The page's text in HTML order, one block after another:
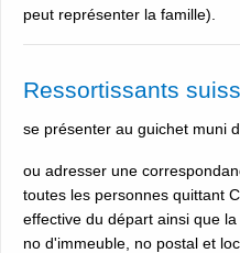
peut représenter la famille).
Ressortissants
se présenter au guichet muni
ou adresser une
toutes les personnes quittant
effective du départ ainsi que
no d'immeuble, no postal et